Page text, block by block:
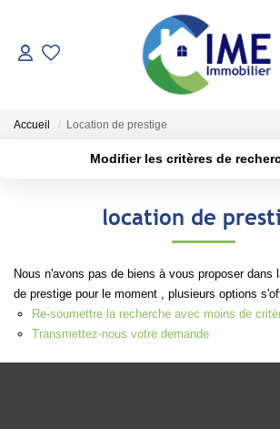
ACHETER
Faire Gérer
Conciergerie
Espace Client
Accueil Location de prestige
Modifier les critères de
Surface min
Budget max
location de
Nous n'avons pas de biens à vous proposer dans
de prestige pour le moment , plusieurs options
Re-soumettre la recherche avec moins de
Transmettez-nous votre demande